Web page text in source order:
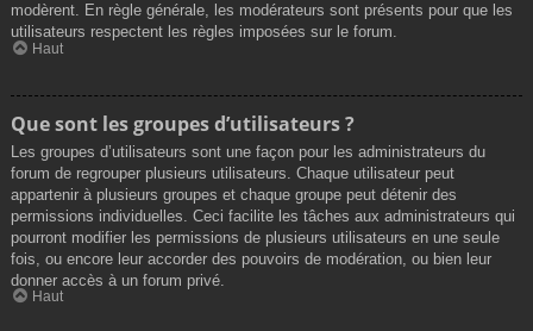
modèrent. En règle générale, les modérateurs sont présents pour que les
utilisateurs respectent les règles imposées sur le forum.
Haut
Que sont les groupes d’utilisateurs ?
Les groupes d’utilisateurs sont une façon pour les administrateurs du
forum de regrouper plusieurs utilisateurs. Chaque utilisateur peut
appartenir à plusieurs groupes et chaque groupe peut détenir des
permissions individuelles. Ceci facilite les tâches aux administrateurs qui
pourront modifier les permissions de plusieurs utilisateurs en une seule
fois, ou encore leur accorder des pouvoirs de modération, ou bien leur
donner accès à un forum privé.
Haut